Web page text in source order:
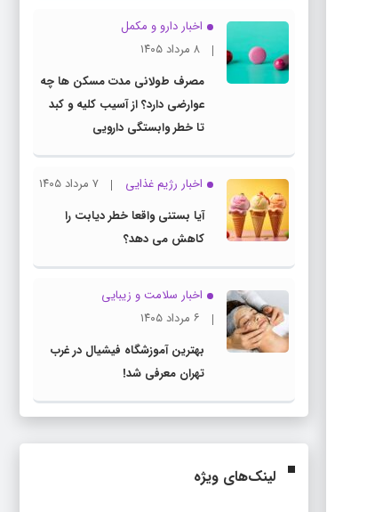
اخبار دارو و مکمل
۸ مرداد ۱۴۰۵
مصرف طولانی مدت مسکن ها چه
عوارضی دارد؟ از آسیب کلیه و کبد
تا خطر وابستگی دارویی
اخبار رژیم غذایی
۷ مرداد ۱۴۰۵
آیا بستنی واقعا خطر دیابت را
کاهش می دهد؟
اخبار سلامت و زیبایی
۶ مرداد ۱۴۰۵
بهترین آموزشگاه فیشیال در غرب
تهران معرفی شد!
لینک‌های ویژه